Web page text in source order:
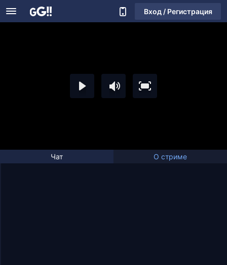
Вход / Регистрация
Чат О стриме